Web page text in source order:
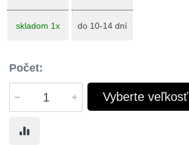
skladom 1x do 10-14 dní
Počet:
Vyberte veľkosť